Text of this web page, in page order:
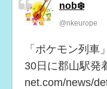
nob❄️
@nkeurope
「ポケモン列
30日に郡山駅発
net.com/news/